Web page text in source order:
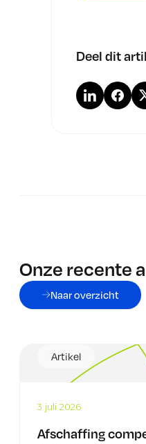
Deel dit
Onze recente
Naar overzicht
Artikel
3 juli 2026
Afschaffing